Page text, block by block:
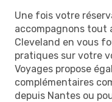
Une fois votre
accompagnons tout
Cleveland en vous
pratiques sur votre
Voyages propose
complémentaires
depuis Nantes ou